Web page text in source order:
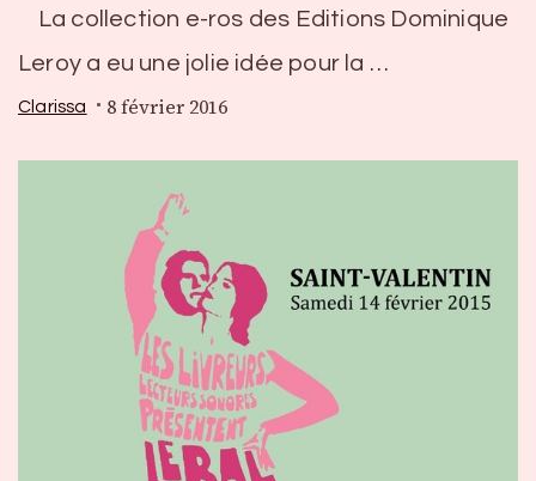
La collection e-ros des Editions Dominique
Leroy a eu une jolie idée pour la …
Clarissa 8 février 2016